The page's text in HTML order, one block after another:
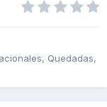
Quedadas,